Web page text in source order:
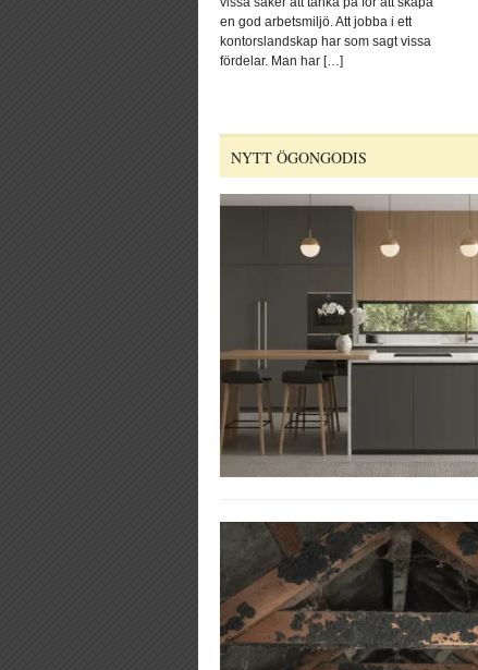
en god arbetsmiljö. Att jobba i ett
kontorslandskap har som sagt vissa
fördelar. Man har […]
NYTT ÖGONGODIS